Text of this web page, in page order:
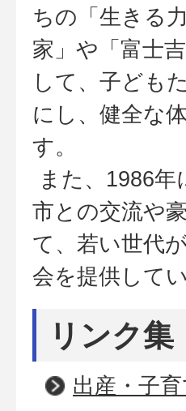
ちの「生きる
家」や「富士
して、子ども
にし、健全な
す。
また、1986
市との交流や
て、若い世代
会を提供してい
リンク集
出産・子育